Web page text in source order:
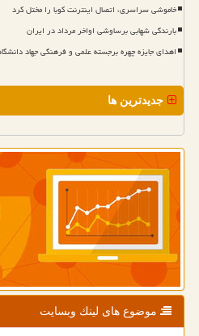
خاموشی سراسری، اتصال اینترنت کوبا را مختل کرد
بارندگی شهابی برساوشی اواخر مرداد در ایران
اهدای جایزه چهره برجسته علمی و فرهنگی جهاد
جدیدترین ها
موضوع های لینك وبسایت